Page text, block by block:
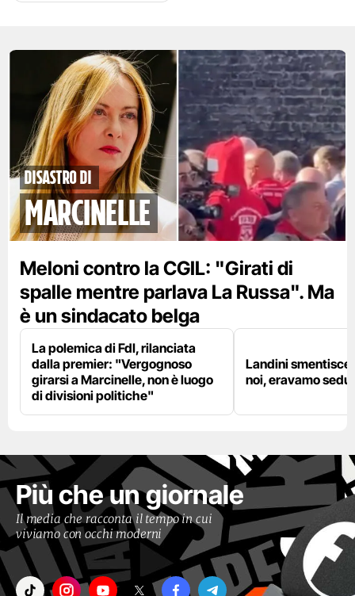
disastro di
marcinelle
Meloni contro la CGIL: "Girati di
spalle mentre parlava La Russa". Ma
è un sindacato belga
La polemica di FdI, rilanciata
dalla premier: "Vergognoso
girarsi a Marcinelle, non è luogo
di divisioni politiche"
Landini
noi, eravamo
Più che un giornale
Il media che racconta il tempo in cui
viviamo con occhi moderni